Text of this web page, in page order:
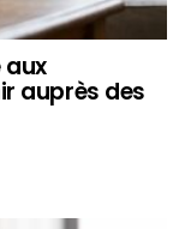
aux
auprès des